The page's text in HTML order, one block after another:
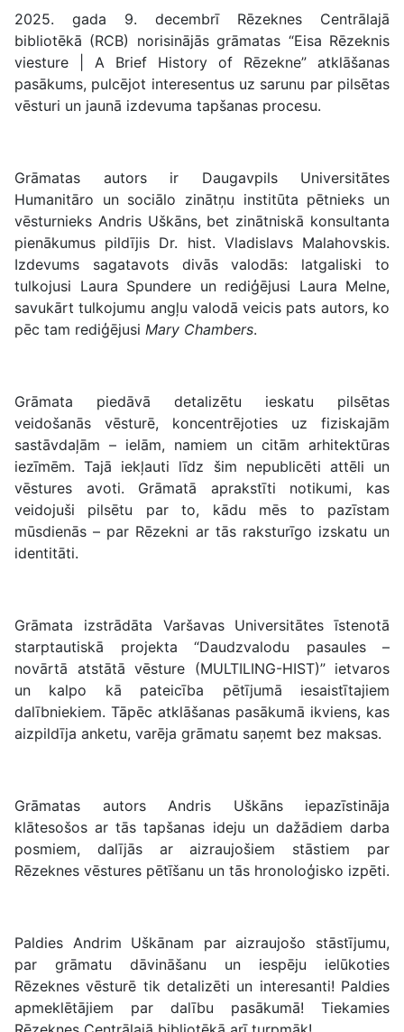
2025. gada 9. decembrī Rēzeknes Centrālajā
bibliotēkā (RCB) norisinājās grāmatas “Eisa Rēzeknis
viesture | A Brief History of Rēzekne” atklāšanas
pasākums, pulcējot interesentus uz sarunu par pilsētas
vēsturi un jaunā izdevuma tapšanas procesu.
Grāmatas autors ir Daugavpils Universitātes
Humanitāro un sociālo zinātņu institūta pētnieks un
vēsturnieks Andris Uškāns, bet zinātniskā konsultanta
pienākumus pildījis Dr. hist. Vladislavs Malahovskis.
Izdevums sagatavots divās valodās: latgaliski to
tulkojusi Laura Spundere un rediģējusi Laura Melne,
savukārt tulkojumu angļu valodā veicis pats autors, ko
pēc tam rediģējusi Mary Chambers.
Grāmata piedāvā detalizētu ieskatu pilsētas
veidošanās vēsturē, koncentrējoties uz fiziskajām
sastāvdaļām – ielām, namiem un citām arhitektūras
iezīmēm. Tajā iekļauti līdz šim nepublicēti attēli un
vēstures avoti. Grāmatā aprakstīti notikumi, kas
veidojuši pilsētu par to, kādu mēs to pazīstam
mūsdienās – par Rēzekni ar tās raksturīgo izskatu un
identitāti.
Grāmata izstrādāta Varšavas Universitātes īstenotā
starptautiskā projekta “Daudzvalodu pasaules –
novārtā atstātā vēsture (MULTILING-HIST)” ietvaros
un kalpo kā pateicība pētījumā iesaistītajiem
dalībniekiem. Tāpēc atklāšanas pasākumā ikviens, kas
aizpildīja anketu, varēja grāmatu saņemt bez maksas.
Grāmatas autors Andris Uškāns iepazīstināja
klātesošos ar tās tapšanas ideju un dažādiem darba
posmiem, dalījās ar aizraujošiem stāstiem par
Rēzeknes vēstures pētīšanu un tās hronoloģisko izpēti.
Paldies Andrim Uškānam par aizraujošo stāstījumu,
par grāmatu dāvināšanu un iespēju ielūkoties
Rēzeknes vēsturē tik detalizēti un interesanti! Paldies
apmeklētājiem par dalību pasākumā! Tiekamies